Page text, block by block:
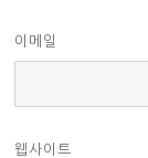
이메일
웹사이트